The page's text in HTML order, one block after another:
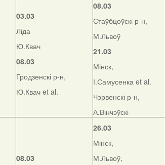
03.03
Ліда
Ю.Квач
08.03
Гродзенскі р-н,
Ю.Квач et al.
08.03
Стаўбцоўскі р-н,
М.Львоў
21.03
Мінск,
І.Самусенка et al.
Чэрвенскі р-н,
А.Вінчэўскі
08.03
26.03
Мінск,
М.Львоў,